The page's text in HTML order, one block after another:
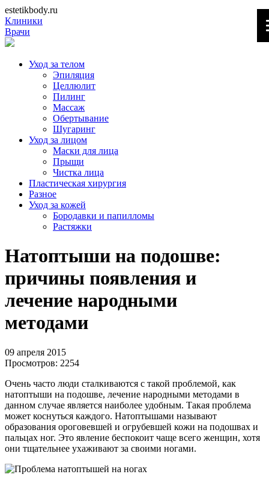
estetikbody.ru
Клиники
Врачи
Уход за телом
Эпиляция
Целлюлит
Пилинг
Массаж
Обертывание
Шугаринг
Уход за лицом
Маски для лица
Прыщи
Чистка лица
Пластическая хирургия
Разное
Уход за кожей
Бородавки и папилломы
Растяжки
Натоптыши на подошве:
причины появления и
лечение народными
методами
09 апреля 2015
Просмотров: 2254
Очень часто люди сталкиваются с такой проблемой, как
натоптыши на подошве, лечение народными методами в
данном случае является наиболее удобным. Такая проблема
может коснуться каждого. Натоптышами называют
образования ороговевшей и огрубевшей кожи на подошвах и
пальцах ног. Это явление беспокоит чаще всего женщин, хотя
они тщательнее ухаживают за своими ногами.